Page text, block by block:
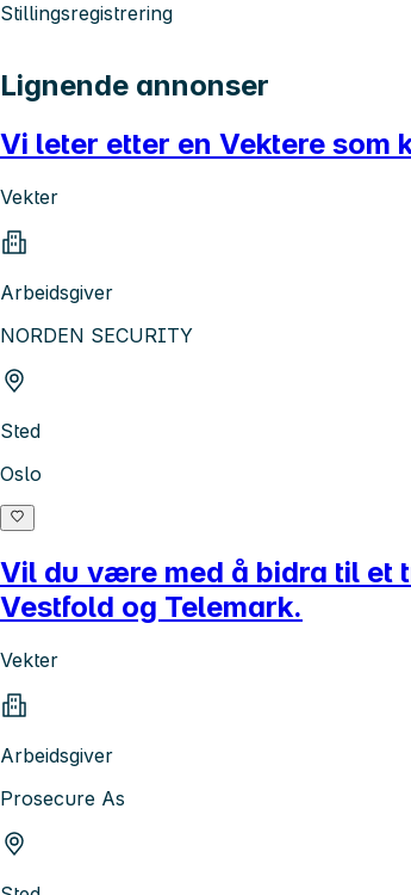
Stillingsregistrering
Lignende annonser
Vi leter etter en Vektere som
Vekter
Arbeidsgiver
NORDEN SECURITY
Sted
Oslo
Vil du være med å bidra til et
Vestfold og Telemark.
Vekter
Arbeidsgiver
Prosecure As